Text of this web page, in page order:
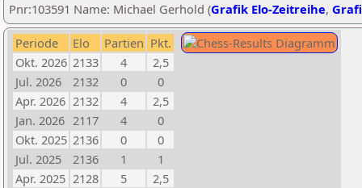
Pnr:103591 Name: Michael Gerhold (Grafik Elo-Zeitreihe,
Periode Elo Partien Pkt.
Okt. 2026 2133 4
2,5
Jul. 2026
2132 0
0
Apr. 2026 2132 4
2,5
Jan. 2026 2117 4
0
Okt. 2025 2136 0
0
Jul. 2025
2136 1
1
Apr. 2025 2128 5
2,5